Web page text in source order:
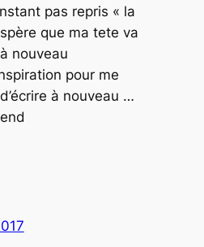
pas repris « la
que ma tete va
nouveau
pour me
à nouveau …